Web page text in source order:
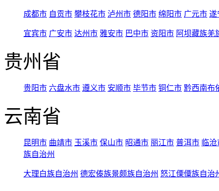
成都市 自贡市 攀枝花市 泸州市 德阳市 绵阳市 广元市 遂
宜宾市 广安市 达州市 雅安市 巴中市 资阳市 阿坝藏族羌
贵州省
贵阳市 六盘水市 遵义市 安顺市 毕节市 铜仁市 黔西南布
云南省
昆明市 曲靖市 玉溪市 保山市 昭通市 丽江市 普洱市 临
族自治州
大理白族自治州 德宏傣族景颇族自治州 怒江傈僳族自治